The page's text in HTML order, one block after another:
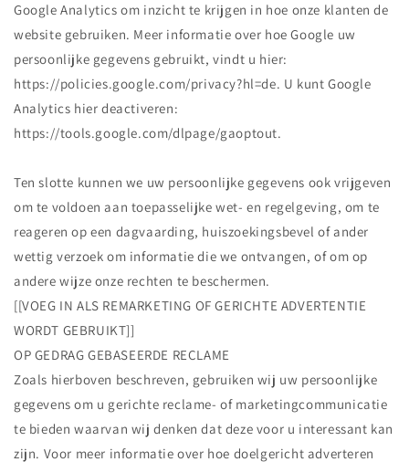
Google Analytics om inzicht te krijgen in hoe onze klanten de
website gebruiken. Meer informatie over hoe Google uw
persoonlijke gegevens gebruikt, vindt u hier:
https://policies.google.com/privacy?hl=de. U kunt Google
Analytics hier deactiveren:
https://tools.google.com/dlpage/gaoptout.
Ten slotte kunnen we uw persoonlijke gegevens ook vrijgeven
om te voldoen aan toepasselijke wet- en regelgeving, om te
reageren op een dagvaarding, huiszoekingsbevel of ander
wettig verzoek om informatie die we ontvangen, of om op
andere wijze onze rechten te beschermen.
[[VOEG IN ALS REMARKETING OF GERICHTE ADVERTENTIE
WORDT GEBRUIKT]]
OP GEDRAG GEBASEERDE RECLAME
Zoals hierboven beschreven, gebruiken wij uw persoonlijke
gegevens om u gerichte reclame- of marketingcommunicatie
te bieden waarvan wij denken dat deze voor u interessant kan
zijn. Voor meer informatie over hoe doelgericht adverteren